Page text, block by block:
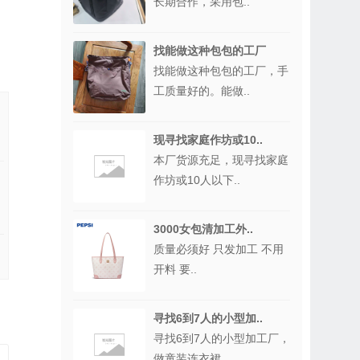
找能做这种包包的工厂
找能做这种包包的工厂，手
工质量好的。能做..
现寻找家庭作坊或10..
本厂货源充足，现寻找家庭
作坊或10人以下..
3000女包清加工外..
质量必须好 只发加工 不用
开料 要..
寻找6到7人的小型加..
寻找6到7人的小型加工厂，